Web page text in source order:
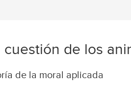
cuestión de los
de la moral aplicada